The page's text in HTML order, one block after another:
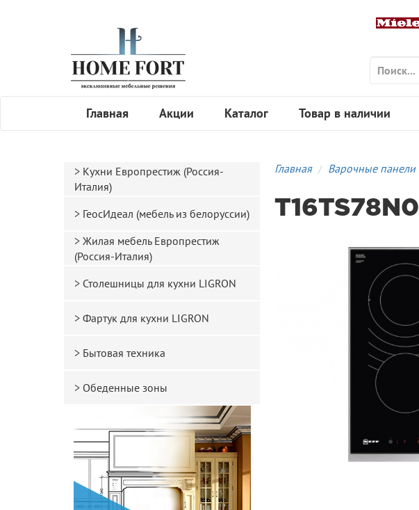
Главная Акции Каталог Товар в наличии
Главная Варочные панели
Кухни Европрестиж (Россия-
Италия)
ГеосИдеал (мебель из белоруссии)
Жилая мебель Европрестиж
(Россия-Италия)
Столешницы для кухни LIGRON
Фартук для кухни LIGRON
Бытовая техника
Обеденные зоны
T16TS78N0